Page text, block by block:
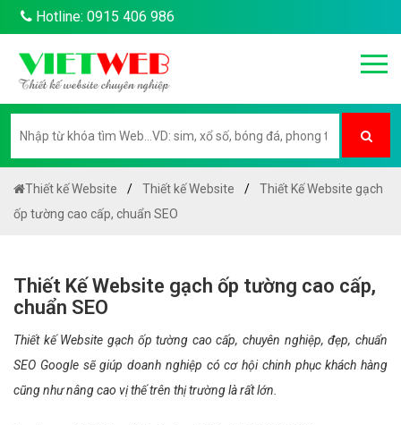
Hotline: 0915 406 986
Thiết kế Website Thiết kế Website
Thiết Kế Website gạch
ốp tường cao cấp, chuẩn SEO
Thiết Kế Website gạch ốp tường cao cấp,
chuẩn SEO
Thiết kế Website gạch ốp tường cao cấp, chuyên nghiệp, đẹp, chuẩn
SEO Google sẽ giúp doanh nghiệp có cơ hội chinh phục khách hàng
cũng như nâng cao vị thế trên thị trường là rất lớn.